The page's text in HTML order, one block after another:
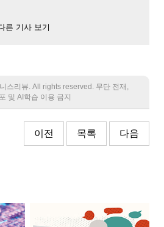
른 기사 보기
스리뷰. All rights reserved. 무단 전재,
및 AI학습 이용 금지
이전 목록 다음